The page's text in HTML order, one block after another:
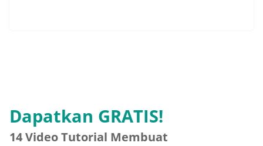
Dapatkan GRATIS!
14 Video Tutorial Membuat